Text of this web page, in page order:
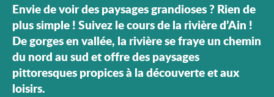
Envie de voir des paysages grandioses ? Rien de
plus simple ! Suivez le cours de la rivière d’Ain !
De gorges en vallée, la rivière se fraye un chemin
du nord au sud et offre des paysages
pittoresques propices à la découverte et aux
loisirs.